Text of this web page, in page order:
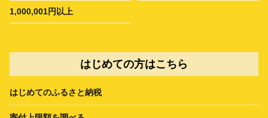
1,000,001円以上
はじめての方はこちら
はじめてのふるさと納税